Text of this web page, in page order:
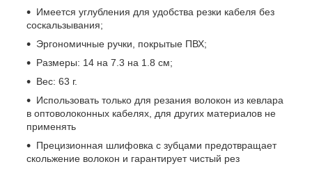
Имеется углубления для удобства резки кабеля без
соскальзывания;
Эргономичные ручки, покрытые ПВХ;
Размеры: 14 на 7.3 на 1.8 см;
Вес: 63 г.
Использовать только для резания волокон из кевлара
в оптоволоконных кабелях, для других материалов не
применять
Прецизионная шлифовка с зубцами предотвращает
скольжение волокон и гарантирует чистый рез